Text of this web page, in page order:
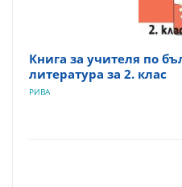
Книга за учителя по
литература за 2. клас
РИВА